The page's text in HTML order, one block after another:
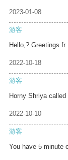
2023-01-08
游客
Hello,? Greetings fr
2022-10-18
游客
Horny Shriya called
2022-10-10
游客
You have 5 minute